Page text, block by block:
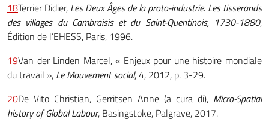
18Terrier Didier, Les Deux Âges de la proto-industrie. Les tisserands
des villages du Cambraisis et du Saint-Quentinois, 1730-1880,
Édition de l’EHESS, Paris, 1996.
19Van der Linden Marcel, « Enjeux pour une histoire mondiale
du travail », Le Mouvement social, 4, 2012, p. 3-29.
20De Vito Christian, Gerritsen Anne (a cura di), Micro-Spatial
history of Global Labour, Basingstoke, Palgrave, 2017.